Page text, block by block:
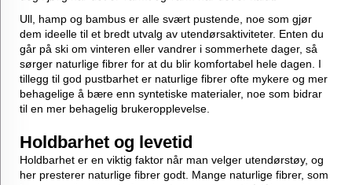
Ull, hamp og bambus er alle svært pustende, noe som gjør
dem ideelle til et bredt utvalg av utendørsaktiviteter. Enten du
går på ski om vinteren eller vandrer i sommerhete dager, så
sørger naturlige fibrer for at du blir komfortabel hele dagen. I
tillegg til god pustbarhet er naturlige fibrer ofte mykere og mer
behagelige å bære enn syntetiske materialer, noe som bidrar
til en mer behagelig brukeropplevelse.
Holdbarhet og levetid
Holdbarhet er en viktig faktor når man velger utendørstøy, og
her presterer naturlige fibrer godt. Mange naturlige fibrer, som